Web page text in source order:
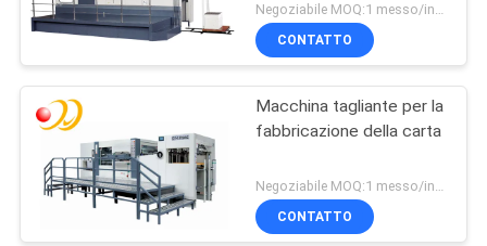
Negoziabile MOQ:1 messo/insiemi
CONTATTO
Macchina tagliante per la
fabbricazione della carta
Negoziabile MOQ:1 messo/insiemi
CONTATTO